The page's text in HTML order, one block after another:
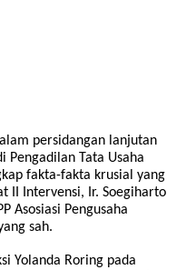
persidangan lanjutan
Pengadilan Tata Usaha
fakta-fakta krusial yang
II Intervensi, Ir. Soegiharto
Asosiasi Pengusaha
sah.
Yolanda Roring pada